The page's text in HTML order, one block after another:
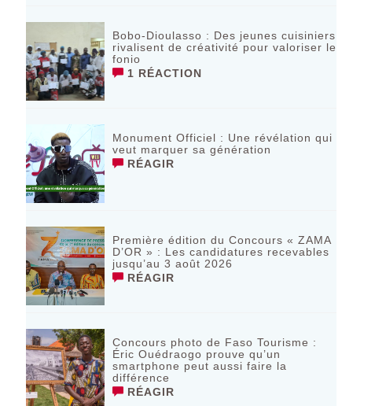
Bobo-Dioulasso : Des jeunes cuisiniers
rivalisent de créativité pour valoriser le
fonio
1 RÉACTION
Monument Officiel : Une révélation qui
veut marquer sa génération
RÉAGIR
‎Première édition du Concours « ZAMA
D’OR » : Les candidatures recevables
jusqu’au 3 août 2026 ‎
RÉAGIR
Concours photo de Faso Tourisme :
Éric Ouédraogo prouve qu’un
smartphone peut aussi faire la
différence
RÉAGIR